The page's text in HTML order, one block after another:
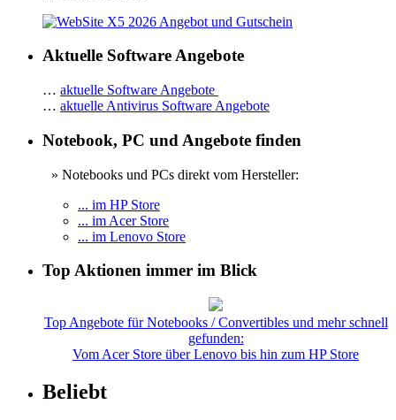
Aktuelle Software Angebote
… aktuelle Software Angebote
… aktuelle Antivirus Software Angebote
Notebook, PC und Angebote finden
» Notebooks und PCs direkt vom Hersteller:
... im HP Store
... im Acer Store
... im Lenovo Store
Top Aktionen immer im Blick
Top Angebote für Notebooks / Convertibles und mehr schnell
gefunden:
Vom Acer Store über Lenovo bis hin zum HP Store
Beliebt